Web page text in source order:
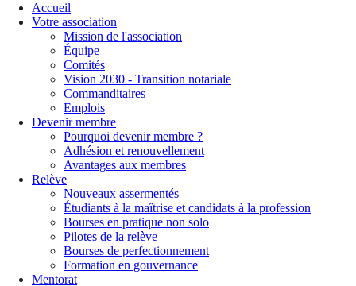
Accueil
Votre association
Mission de l'association
Équipe
Comités
Vision 2030 - Transition notariale
Commanditaires
Emplois
Devenir membre
Pourquoi devenir membre ?
Adhésion et renouvellement
Avantages aux membres
Relève
Nouveaux assermentés
Étudiants à la maîtrise et candidats à la profession
Bourses en pratique non solo
Pilotes de la relève
Bourses de perfectionnement
Formation en gouvernance
Mentorat